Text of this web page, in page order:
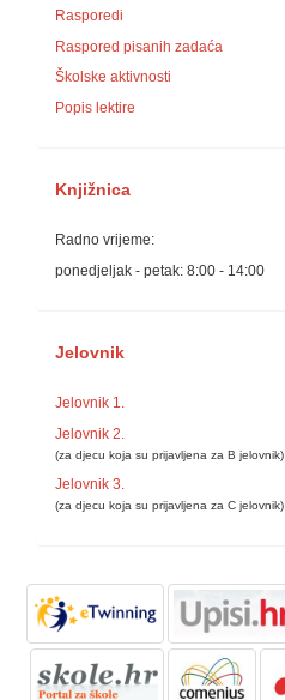
Rasporedi
Raspored pisanih zadaća
Školske aktivnosti
Popis lektire
Knjižnica
Radno vrijeme:
ponedjeljak - petak: 8:00 - 14:00
Jelovnik
Jelovnik 1.
Jelovnik 2.
(za djecu koja su prijavljena za B jelovnik)
Jelovnik 3.
(za djecu koja su prijavljena za C jelovnik)